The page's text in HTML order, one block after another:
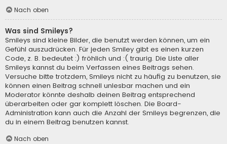
Nach oben
Was sind Smileys?
Smileys sind kleine Bilder, die benutzt werden können, um ein
Gefühl auszudrücken. Für jeden Smiley gibt es einen kurzen
Code, z. B. bedeutet :) fröhlich und :( traurig. Die Liste aller
Smileys kannst du beim Verfassen eines Beitrags sehen.
Versuche bitte trotzdem, Smileys nicht zu häufig zu benutzen, sie
können einen Beitrag schnell unlesbar machen und ein
Moderator könnte deshalb deinen Beitrag entsprechend
überarbeiten oder gar komplett löschen. Die Board-
Administration kann auch die Anzahl der Smileys begrenzen, die
du in einem Beitrag benutzen kannst.
Nach oben